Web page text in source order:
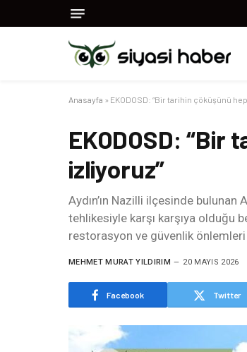
Anasayfa » EKODOSD: “Bir tarihin çöküşünü
EKODOSD:
izliyoruz”
Aydın’ın Nazilli ilçesinde bulunan
tehlikesiyle karşı karşıya olduğu
restorasyon ve güvenlik önlemleri
MEHMET MURAT YILDIRIM 20 MAYIS 2026
Facebook Twitter